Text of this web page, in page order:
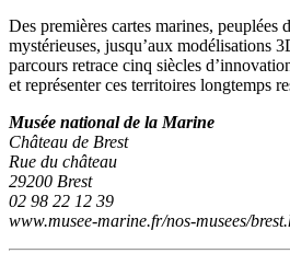
Des premières cartes marines, peuplées
mystérieuses, jusqu’aux modélisations
parcours retrace cinq siècles
et représenter ces territoires longtemps
Musée national de la Marine
Château de Brest
Rue du château
29200 Brest
02 98 22 12 39
www.musee-marine.fr/nos-musees/